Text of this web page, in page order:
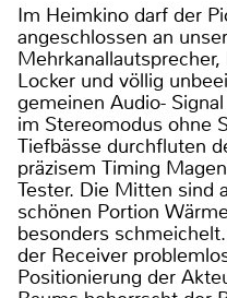
Im Heimkino darf der
angeschlossen an
Locker und völlig
gemeinen Audio-
im Stereomodus ohne
Tiefbässe durchfluten
präzisem Timing
Tester. Die Mitten sind
schönen Portion
besonders
der Receiver
Positionierung der